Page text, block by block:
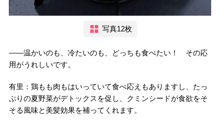
写真12枚
――温かいのも、冷たいのも、どっちも食べたい！ その応
用がうれしいです。
有里：鶏もも肉もはいっていて食べ応えもありますし、たっ
ぷりの夏野菜がデトックスを促し、クミンシードが食欲をそ
そる風味と美髪効果を補ってくれます。